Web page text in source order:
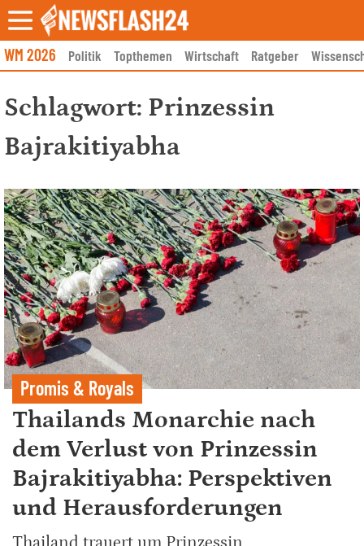
Skip
to
content
WM 2026 Politik Topthemen Wirtschaft Ratgeber
Schlagwort: Prinzessin
Bajrakitiyabha
Promis & Royals
Thailands Monarchie nach
dem Verlust von Prinzessin
Bajrakitiyabha: Perspektiven
und Herausforderungen